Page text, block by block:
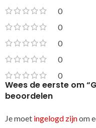
0
0
0
0
0
Wees de eerste om
beoordelen
Je moet ingelogd zijnom